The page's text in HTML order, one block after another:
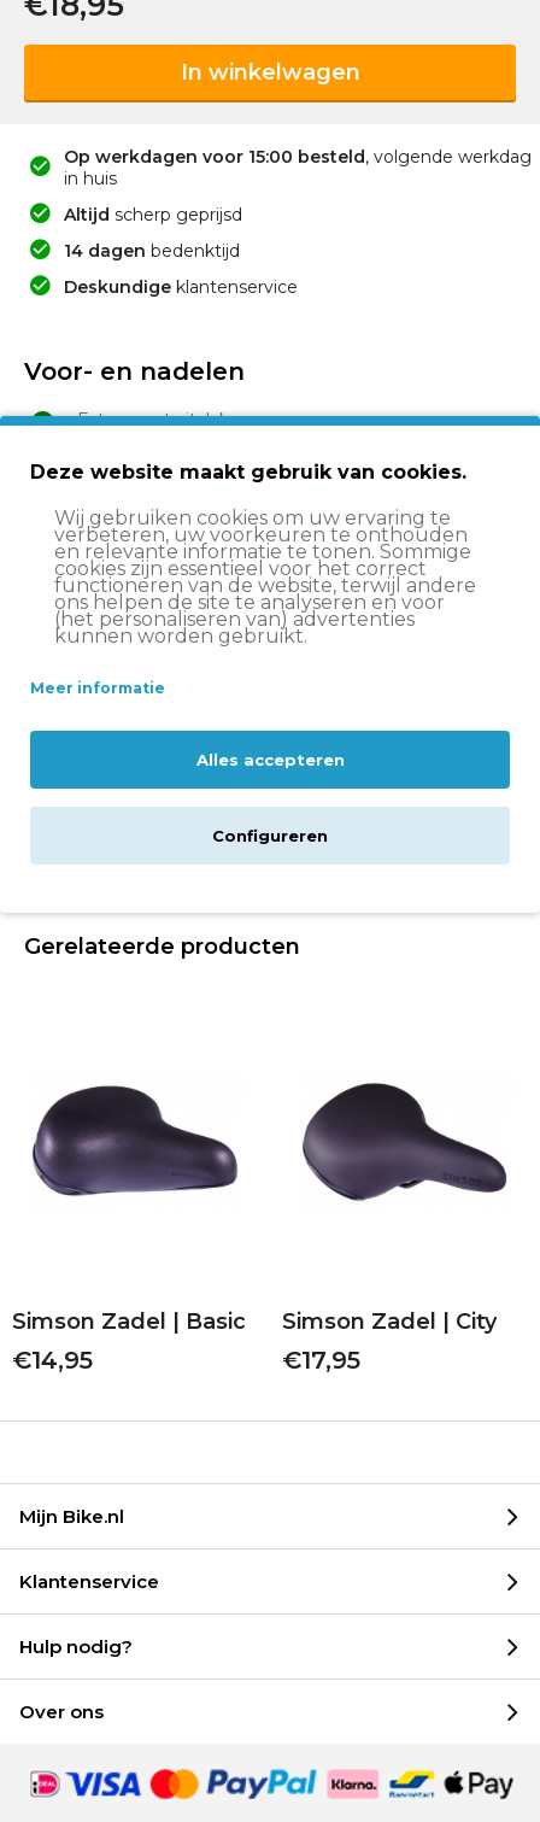
In winkelwagen
Op werkdagen voor 15:00 besteld, volgende werkdag
in huis
Altijd scherp geprijsd
14 dagen bedenktijd
Deskundigeklantenservice
Voor- en nadelen
Extra groot zitvlak
Comfortabele soft foam vulling
Voorgevormd voor extra comfort
Beschrijving
Levering
Reviews
Downloads
Gerelateerde producten
Simson Zadel | Basic
€14,95
Simson Zadel | City
€17,95
Mijn Bike.nl
Klantenservice
Hulp nodig?
Over ons
Deze website maakt gebruik van cookies.
Wij gebruiken cookies om uw ervaring te
verbeteren, uw voorkeuren te onthouden
en relevante informatie te tonen. Sommige
cookies zijn essentieel voor het correct
functioneren van de website, terwijl andere
ons helpen de site te analyseren en voor
(het personaliseren van) advertenties
kunnen worden gebruikt.
Meer informatie
Alles accepteren
Configureren